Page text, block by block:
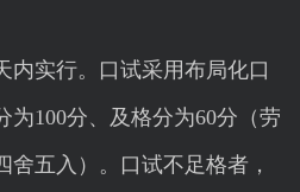
实行。口试采用布局化口
为100分、及格分为60分（劳
五入）。口试不足格者，